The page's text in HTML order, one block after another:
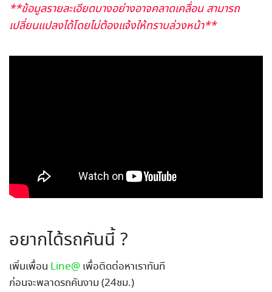
**ข้อมูลรายละเอียดบางอย่างอาจคลาดเคลื่อน สามารถ
เปลี่ยนแปลงได้โดยไม่ต้องแจ้งให้ทราบล่วงหน้า**
อยากได้รถคันนี้ ?
เพิ่มเพื่อน Line@ เพื่อติดต่อหาเราทันที
ก่อนจะพลาดรถคันงาม (24ชม.)